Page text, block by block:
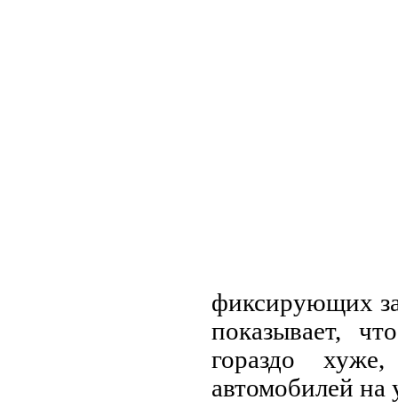
фиксирующих
показывает,
гораздо
автомобилей на